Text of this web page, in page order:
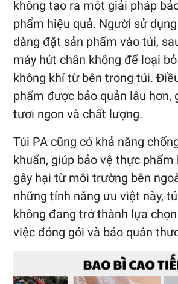
không tạo ra một giải pháp
phẩm hiệu quả. Người sử
dàng đặt sản phẩm vào túi,
máy hút chân không để loại
không khí từ bên trong túi.
phẩm được bảo quản lâu hơn,
tươi ngon và chất lượng.
Túi PA cũng có khả năng
khuẩn, giúp bảo vệ thực phẩm
gây hại từ môi trường bên
những tính năng ưu việt này,
không đang trở thành lựa
việc đóng gói và bảo quản